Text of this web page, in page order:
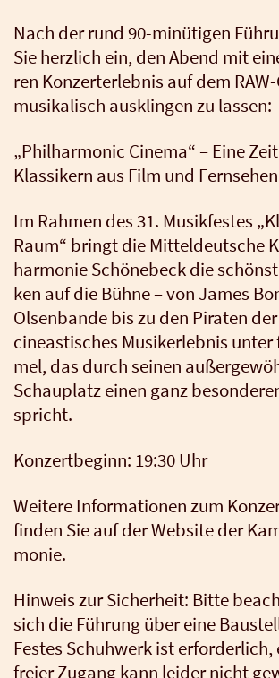
Nach der rund 90-minü­ti­gen
Sie herz­lich ein, den Abend mit
ren Kon­zert­er­leb­nis auf dem
musi­ka­lisch aus­klin­gen zu las­sen:
„Phil­har­mo­nic Cine­ma“ – Eine
Klas­si­kern aus Film und Fern­se­hen
Im Rah­men des 31. Musik­fes­tes
Raum“ bringt die Mit­tel­deut­sche
har­mo­nie Schö­ne­beck die
ken auf die Büh­ne – von James
Olsen­ban­de bis zu den Pira­ten
cine­as­ti­sches Musik­erleb­nis
mel, das durch sei­nen
Schau­platz einen ganz
spricht.
Kon­zert­be­ginn: 19:30 Uhr
Wei­te­re Infor­ma­tio­nen zum
fin­den Sie auf der Web­site der
mo­nie.
Hin­weis zur Sicher­heit: Bit­te
sich die Füh­rung über eine
Fes­tes Schuh­werk ist
frei­er Zugang kann lei­der nicht